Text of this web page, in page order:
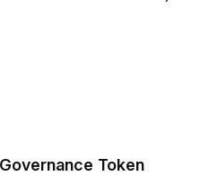
Token